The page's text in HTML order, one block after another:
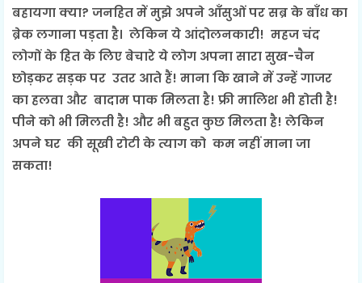
बहायगा क्या? जनहित में मुझे अपने आँसुओं पर सब्र के बाँध का
ब्रेक लगाना पड़ता है। लेकिन ये आंदोलनकारी! महज चंद
लोगों के हित के लिए बेचारे ये लोग अपना सारा सुख-चैन
छोड़कर सड़क पर उतर आते हैं! माना कि खाने में उन्हें गाजर
का हलवा और बादाम पाक मिलता है! फ्री मालिश भी होती है!
पीने को भी मिलती है! और भी बहुत कुछ मिलता है! लेकिन
अपने घर की सूखी रोटी के त्याग को कम नहीं माना जा
सकता!